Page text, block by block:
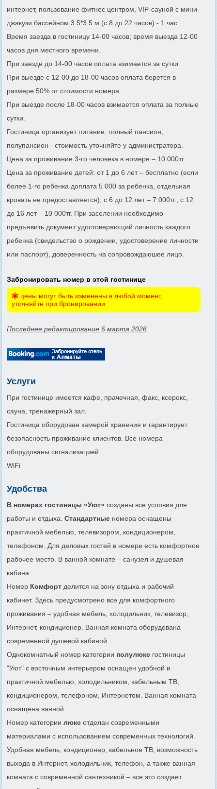
интернет, пользование фитнес центром, VIP-сауной с мини-
джакузи бассейном 3.5*3.5 м (с 8 до 22 часов) - 1 час.
Время заезда в гостиницу 14-00 часов; время выезда 12-00
часов дня местного времени.
При заезде до 14-00 часов оплата взимается за сутки.
При выезде с 12-00 до 18-00 часов оплата берется в
размере 50% от стоимости номера.
При выезде после 18-00 часов взимается оплата за полные
сутки.
Гостиница организует питание: полный пансион,
полупансион - стоимость уточняйте у администратора.
Цена за проживание 3-го человека в номере – 10 000тг.
Цена за проживание детей: от 1 до 6 лет – бесплатно (если
более 1-го ребенка доплата 5 000 за ребенка, отдельная
кровать не предоставляется); с 6 до 12 лет – 7 000тг., с 12
до 16 лет – 10 000тг. При заселении необходимо
предъявить документ удостоверяющий личность каждого
ребенка (свидельство о рождении, удостоверение личности
или паспорт), доверенность на сопровождаюшее лицо.
Забронировать номер в этой гостинице
цены могут быть изменены в любой момент,
уточняйте при бронировании
Последнее редактирование 6 марта 2026
Услуги
При гостинице имеется кафе, прачечная, факс, ксерокс,
сауна, тренажерный зал.
Гостиница оборудован камерой хранения и гарантирует
безопасность проживание клиентов. Все номера
оборудованы сигнализацией.
WiFi
Удобства
В номерах гостиницы «Уют» созданы все условия для
работы и отдыха. Стандартные номера оснащены
практичной мебелью, телевизором, кондиционером,
телефоном. Для деловых гостей в номере есть комфортное
рабочее место. В ванной комнате – санузел и душевая
кабина.
Номер Комфорт делится на зону отдыха и рабочий
кабинет. Здесь предусмотрено все для комфортного
проживания – удобная мебель, холодильник, телевизор,
Интернет, кондиционер. Ванная комната оборудована
современной душевой кабиной.
Однокомнатный номер категории полулюкс гостиницы
"Уют" с восточным интерьером оснащен удобной и
практичной мебелью, холодильником, кабельным ТВ,
кондиционером, телефоном, Интернетом. Ванная комната
оснащена ванной.
Номер категории люкс отделан современными
материалами с использованием современных технологий.
Удобная мебель, кондиционер, кабельное ТВ, возможность
выхода в Интернет, холодильник, телефон, а также ванная
комната с современной сантехникой – все это создает